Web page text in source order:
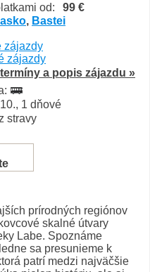
od:
99 €
, Bastei
zájazdy
zájazdy
a popis zájazdu »
1 dňové
stravy
prírodných regiónov
skalné útvary
Labe. Spoznáme
sa presunieme k
patrí medzi najväčšie